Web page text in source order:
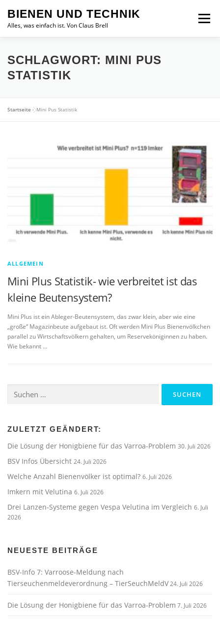
Inhalt
springen
BIENEN UND TECHNIK
Alles, was einfach ist. Von Claus Brell
Menü
SCHLAGWORT: MINI PUS
STATISTIK
Startseite »Mini Pus Statistik
ALLGEMEIN
Mini Plus Statistik- wie verbreitet ist das
kleine Beutensystem?
Mini Plus ist ein Ableger-Beutensystem, das zwar klein, aber wie eine
„große“ Magazinbeute aufgebaut ist. Oft werden Mini Plus Bienenvölkchen
parallel zu Wirtschaftsvölkern gehalten, um Reserveköniginnen zu haben.
Wie bekannt …
nach:
ZULETZT GEÄNDERT:
Die Lösung der Honigbiene für das Varroa-Problem 30. Juli 2026
BSV Infos Übersicht 24. Juli 2026
Welche Anzahl Bienenvölker ist optimal? 6. Juli 2026
Imkern mit Velutina 6. Juli 2026
Drei Lanzen-Systeme gegen Vespa Velutina im Vergleich 6. Juli
2026
NEUESTE BEITRÄGE
BSV-Info 7: Varroose-Meldung nach
Tierseuchenmeldeverordnung – TierSeuchMeldV24. Juli 2026
Die Lösung der Honigbiene für das Varroa-Problem 7. Juli 2026